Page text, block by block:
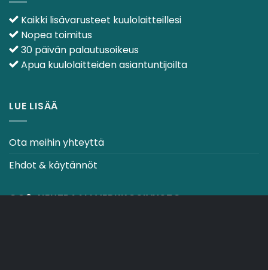
Kaikki lisävarusteet kuulolaitteillesi
Nopea toimitus
30 päivän palautusoikeus
Apua kuulolaitteiden asiantuntijoilta
LUE LISÄÄ
Ota meihin yhteyttä
Ehdot & käytännöt
CO2-NEUTRAALI VERKKOSIVUSTO